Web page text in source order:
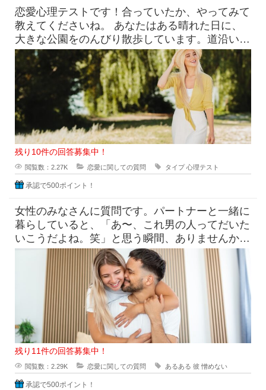
恋愛心理テストです！合っていたか、やってみて
教えてくださいね。 あなたはある晴れた日に、
大きな公園をのんびり散歩しています。道沿いに
咲く花を見ながら進んでいく
残り10件の回答募集中！
閲覧数：2.27K 恋愛に関しての質問 タイプ 心理テスト
承認で500ポイント！
女性のみなさんに質問です。パートナーと一緒に
暮らしていると、「あ〜、これ男の人ってだいた
いこうだよね。笑」と思う瞬間、ありませんか？
たとえば「なんで脱いだ靴
残り11件の回答募集中！
閲覧数：2.29K 恋愛に関しての質問 あるある 彼 憎めない
承認で500ポイント！